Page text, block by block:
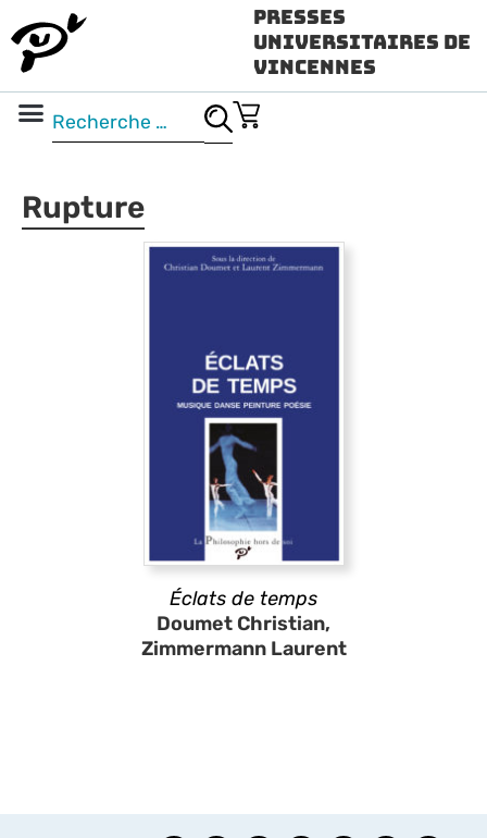
Presses
Universitaires de
Vincennes
Rupture
Éclats de temps
Doumet Christian,
Zimmermann Laurent